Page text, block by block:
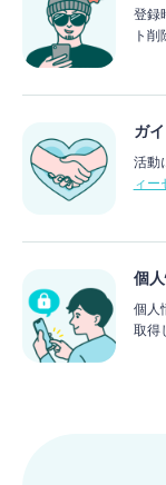
登録
ト削
ガ
活動
ィー
個
個人
取得